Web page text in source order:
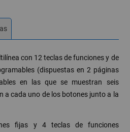
con 12 teclas de funciones y de
(dispuestas en 2 páginas
en las que se muestran seis
a cada uno de los botones junto a la
fijas y 4 teclas de funciones